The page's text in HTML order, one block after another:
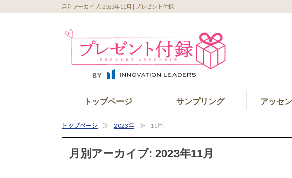
月別アーカイブ: 2023年11月 | プレゼント付録
トップページ サンプリング アッセ
トップページ 2023年 11月
月別アーカイブ: 2023年11月